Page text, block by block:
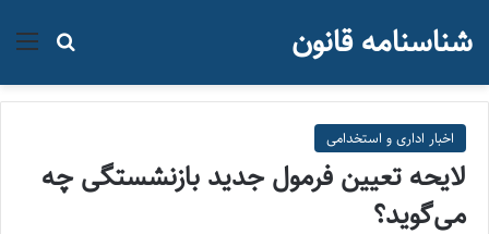
جستجو شناسنامه قانون
اخبار اداری و استخدامی
لایحه تعیین فرمول جدید بازنشستگی چه
می‌گوید؟